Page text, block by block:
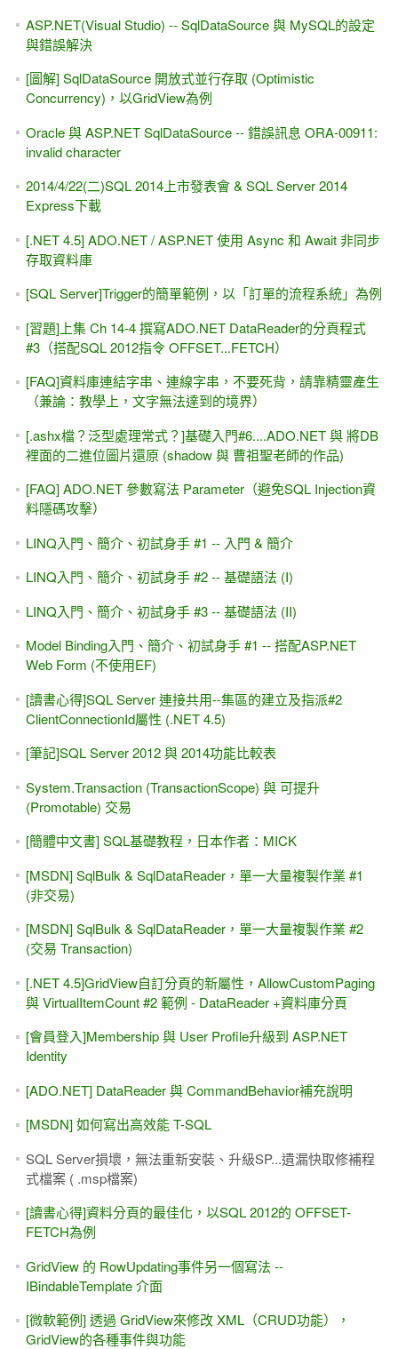
ASP.NET(Visual Studio) -- SqlDataSource 與 MySQL的設定
與錯誤解決
[圖解] SqlDataSource 開放式並行存取 (Optimistic
Concurrency)，以GridView為例
Oracle 與 ASP.NET SqlDataSource -- 錯誤訊息 ORA-00911:
invalid character
2014/4/22(二)SQL 2014上市發表會 & SQL Server 2014
Express下載
[.NET 4.5] ADO.NET / ASP.NET 使用 Async 和 Await 非同步
存取資料庫
[SQL Server]Trigger的簡單範例，以「訂單的流程系統」為例
[習題]上集 Ch 14-4 撰寫ADO.NET DataReader的分頁程式
#3（搭配SQL 2012指令 OFFSET...FETCH）
[FAQ]資料庫連結字串、連線字串，不要死背，請靠精靈產生
（兼論：教學上，文字無法達到的境界）
[.ashx檔？泛型處理常式？]基礎入門#6....ADO.NET 與 將DB
裡面的二進位圖片還原 (shadow 與 曹祖聖老師的作品)
[FAQ] ADO.NET 參數寫法 Parameter（避免SQL Injection資
料隱碼攻擊）
LINQ入門、簡介、初試身手 #1 -- 入門 & 簡介
LINQ入門、簡介、初試身手 #2 -- 基礎語法 (I)
LINQ入門、簡介、初試身手 #3 -- 基礎語法 (II)
Model Binding入門、簡介、初試身手 #1 -- 搭配ASP.NET
Web Form (不使用EF)
[讀書心得]SQL Server 連接共用--集區的建立及指派#2
ClientConnectionId屬性 (.NET 4.5)
[筆記]SQL Server 2012 與 2014功能比較表
System.Transaction (TransactionScope) 與 可提升
(Promotable) 交易
[簡體中文書] SQL基礎教程，日本作者：MICK
[MSDN] SqlBulk & SqlDataReader，單一大量複製作業 #1
(非交易)
[MSDN] SqlBulk & SqlDataReader，單一大量複製作業 #2
(交易 Transaction)
[.NET 4.5]GridView自訂分頁的新屬性，AllowCustomPaging
與 VirtualItemCount #2 範例 - DataReader +資料庫分頁
[會員登入]Membership 與 User Profile升級到 ASP.NET
Identity
[ADO.NET] DataReader 與 CommandBehavior補充說明
[MSDN] 如何寫出高效能 T-SQL
SQL Server損壞，無法重新安裝、升級SP...遺漏快取修補程
式檔案 ( .msp檔案)
[讀書心得]資料分頁的最佳化，以SQL 2012的 OFFSET-
FETCH為例
GridView 的 RowUpdating事件另一個寫法 --
IBindableTemplate 介面
[微軟範例] 透過 GridView來修改 XML（CRUD功能），
GridView的各種事件與功能